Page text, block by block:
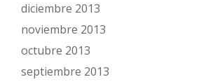
diciembre 2013
noviembre 2013
octubre 2013
septiembre 2013